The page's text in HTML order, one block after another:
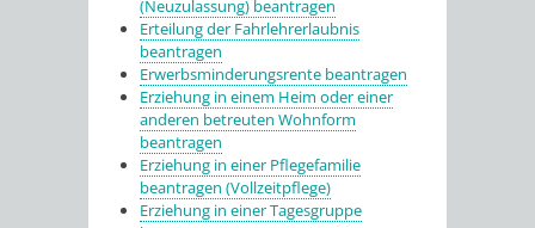
(Neuzulassung) beantragen
Erteilung der Fahrlehrerlaubnis
beantragen
Erwerbsminderungsrente beantragen
Erziehung in einem Heim oder einer
anderen betreuten Wohnform
beantragen
Erziehung in einer Pflegefamilie
beantragen (Vollzeitpflege)
Erziehung in einer Tagesgruppe